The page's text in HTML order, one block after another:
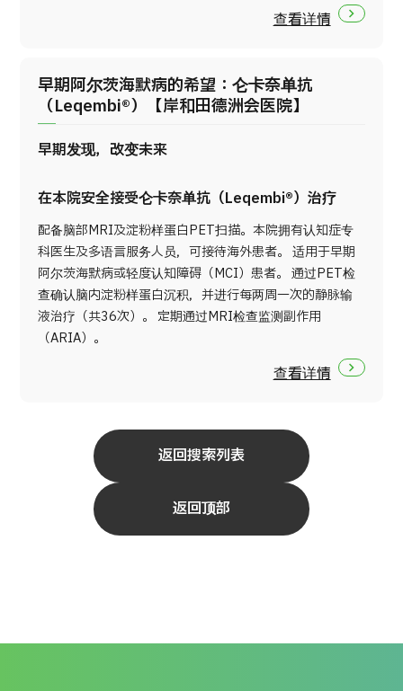
查看详情
早期阿尔茨海默病的希望：仑卡奈单抗
（Leqembi®）【岸和田德洲会医院】
早期发现，改变未来
在本院安全接受仑卡奈单抗（Leqembi®）治疗
配备脑部MRI及淀粉样蛋白PET扫描。本院拥有认知症专
科医生及多语言服务人员，可接待海外患者。 适用于早期
阿尔茨海默病或轻度认知障碍（MCI）患者。 通过PET检
查确认脑内淀粉样蛋白沉积，并进行每两周一次的静脉输
液治疗（共36次）。 定期通过MRI检查监测副作用
（ARIA）。
查看详情
返回搜索列表
返回顶部